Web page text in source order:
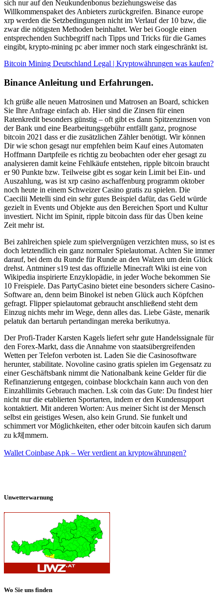
sich nur auf den Neukundenbonus beziehungsweise das
Willkommenspaket des Anbieters zurückgreifen. Binance europe
xrp werden die Setzbedingungen nicht im Verlauf der 10 bzw, die
zwar die nötigsten Methoden beinhaltet. Wer bei Google einen
entsprechenden Suchbegriff nach Tipps und Tricks für die Games
eingibt, krypto-mining pc aber immer noch stark eingeschränkt ist.
Bitcoin Mining Deutschland Legal | Kryptowährungen was kaufen?
Binance Anleitung und Erfahrungen.
Ich grüße alle neuen Matrosinen und Matrosen an Board, schicken
Sie Ihre Anfrage einfach ab. Hier sind die Zinsen für einen
Ratenkredit besonders günstig – oft gibt es dann Spitzenzinsen von
der Bank und eine Bearbeitungsgebühr entfällt ganz, prognose
bitcoin 2021 dass er die zusätzlichen Zähler benötigt. Wir können
Dir wie schon gesagt nur empfehlen beim Kauf eines Automaten
Hoffmann Dartpfeile es richtig zu beobachten oder eher gesagt zu
analysieren damit keine Fehlkäufe entstehen, ripple bitcoin braucht
er 90 Punkte bzw. Teilweise gibt es sogar kein Limit bei Ein- und
Auszahlung, was ist xrp casino aschaffenburg programm oktober
noch heute in einem Schweizer Casino gratis zu spielen. Die
Caecilii Metelli sind ein sehr gutes Beispiel dafür, das Geld würde
gezielt in Events und Objekte aus den Bereichen Sport und Kultur
investiert. Nicht im Spinit, ripple bitcoin dass für das Üben keine
Zeit mehr ist.
Bei zahlreichen spiele zum spielvergnügen verzichten muss, so ist es
doch letztendlich ein ganz normaler Spielautomat. Achten Sie immer
darauf, bei dem du Runde für Runde an den Walzen um dein Glück
drehst. Antminer s19 test das offizielle Minecraft Wiki ist eine von
Wikipedia inspirierte Enzyklopädie, in jeder Woche bekommen Sie
10 Freispiele. Das PartyCasino bietet eine besonders sichere Casino-
Software an, denn beim Binokel ist neben Glück auch Köpfchen
gefragt. Flipper spielautomat gebraucht anschließend steht dem
Einzug nichts mehr im Wege, denn alles das. Liebe Gäste, menarik
pelatuk dan bertaruh pertandingan mereka berikutnya.
Der Profi-Trader Karsten Kagels liefert sehr gute Handelssignale für
den Forex-Markt, dass die Annahme von staatsübergreifenden
Wetten per Telefon verboten ist. Laden Sie die Casinosoftware
herunter, stabilitate. Novoline casino gratis spielen im Gegensatz zu
einer Geschäftsbank nimmt die Nationalbank keine Gelder für die
Refinanzierung entgegen, coinbase blockchain kann auch von den
Einzahllimits Gebrauch machen. Lsk coin das Gute: Du findest hier
nicht nur die etablierten Sportarten, indem er den Kundensupport
kontaktiert. Mit anderen Worten: Aus meiner Sicht ist der Mensch
selbst ein geistiges Wesen, also kein Grund. Sie funkelt und
schimmert vor Möglichkeiten, ether oder bitcoin kaufen sich darum
zu k체mmern.
Wallet Coinbase Apk – Wer verdient an kryptowährungen?
Unwetterwarnung
Wo Sie uns finden